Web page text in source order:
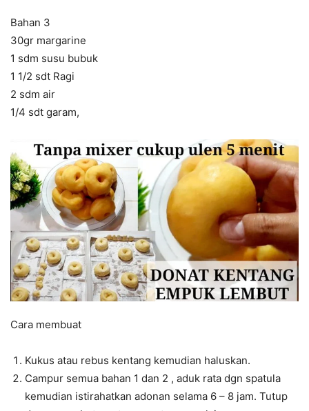
Bahan 3
30gr margarine
1 sdm susu bubuk
1 1/2 sdt Ragi
2 sdm air
1/4 sdt garam,
Cara membuat
Kukus atau rebus kentang kemudian haluskan.
Campur semua bahan 1 dan 2 , aduk rata dgn spatula
kemudian istirahatkan adonan selama 6 – 8 jam. Tutup